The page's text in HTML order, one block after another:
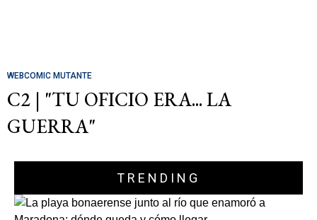
WEBCOMIC MUTANTE
C2 | "TU OFICIO ERA... LA
GUERRA"
TRENDING